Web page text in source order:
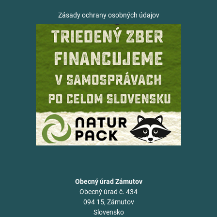
Zásady ochrany osobných údajov
Obecný úrad Zámutov
Obecný úrad č. 434
094 15, Zámutov
Slovensko